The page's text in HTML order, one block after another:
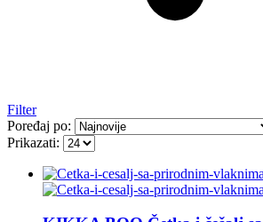
Filter
Poređaj po:
Prikazati: